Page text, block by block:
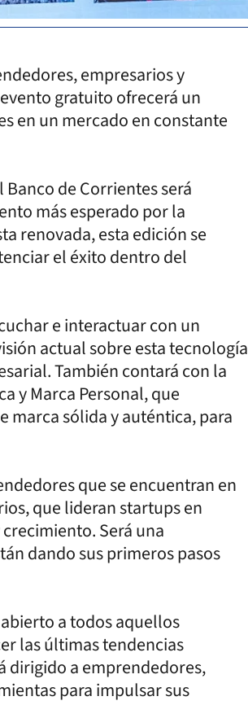
empresarios y
gratuito ofrecerá un
en un mercado en constante
de Corrientes será
más esperado por la
renovada, esta edición se
el éxito dentro del
e interactuar con un
actual sobre esta tecnología
También contará con la
y Marca Personal, que
marca sólida y auténtica, para
que se encuentran en
que lideran startups en
Será una
dando sus primeros pasos
a todos aquellos
las últimas tendencias
dirigido a emprendedores,
para impulsar sus